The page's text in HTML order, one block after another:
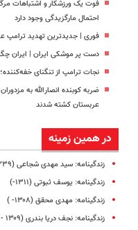
فوت یک ورزشکار و اشتباهات
احتمال مارگزیدگی وجود دارد
فوری | جدیدترین تهدید ترامپ
دست پر موشکی ایران | ایران
نجات ترامپ از تنگنای
عربستان کشته شدند
در همین زمینه
زندگینامه: سید مهدی شجاعی (۱۳۳۹-)
زندگینامه: یوسف ثبوتی (۱۳۱۱-)
زندگینامه: مهدی محقق (۱۳۰۸- )
زندگینامه: نجف دریا بندری (۱۳۰۹ - ۱۳۹۹)